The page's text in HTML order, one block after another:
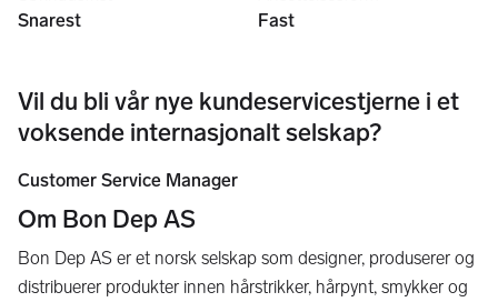
Snarest
Fast
Vil du bli vår nye kundeservicestjerne i et
voksende internasjonalt selskap?
Customer Service Manager
Om Bon Dep AS
Bon Dep AS er et norsk selskap som designer, produserer og
distribuerer produkter innen hårstrikker, hårpynt, smykker og